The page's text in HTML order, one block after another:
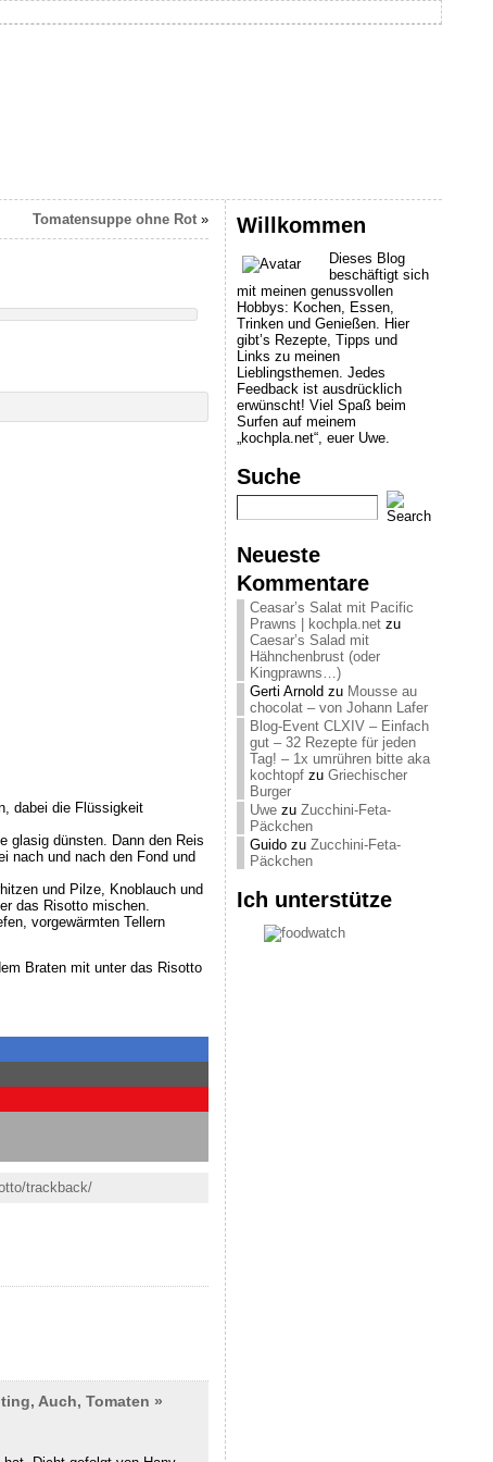
Tomatensuppe ohne Rot »
dabei die Flüssigkeit
glasig dünsten. Dann den Reis
nach und nach den Fond und
und Pilze, Knoblauch und
das Risotto mischen.
vorgewärmten Tellern
Braten mit unter das Risotto
trackback/
Auch, Tomaten »
Willkommen
Dieses Blog
beschäftigt sich
mit meinen genussvollen
Hobbys: Kochen, Essen,
Trinken und Genießen. Hier
gibt’s Rezepte, Tipps und
Links zu meinen
Lieblingsthemen. Jedes
Feedback ist ausdrücklich
erwünscht! Viel Spaß beim
Surfen auf meinem
„kochpla.net“, euer Uwe.
Suche
Neueste
Kommentare
Ceasar’s Salat mit Pacific
Prawns | kochpla.net zu
Caesar’s Salad mit
Hähnchenbrust (oder
Kingprawns…)
Gerti Arnold zu Mousse au
chocolat – von Johann Lafer
Blog-Event CLXIV – Einfach
gut – 32 Rezepte für jeden
Tag! – 1x umrühren bitte aka
kochtopf zu Griechischer
Burger
Uwe zu Zucchini-Feta-
Päckchen
Guido zu Zucchini-Feta-
Päckchen
Ich unterstütze